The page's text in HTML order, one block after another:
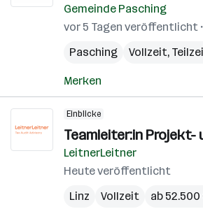
Gemeinde Pasching
vor 5 Tagen veröffentlicht
Pasching
Vollzeit,
Merken
Einblicke
Teamleiter:in
LeitnerLeitner
Heute veröffentlicht
Linz
Vollzeit ab